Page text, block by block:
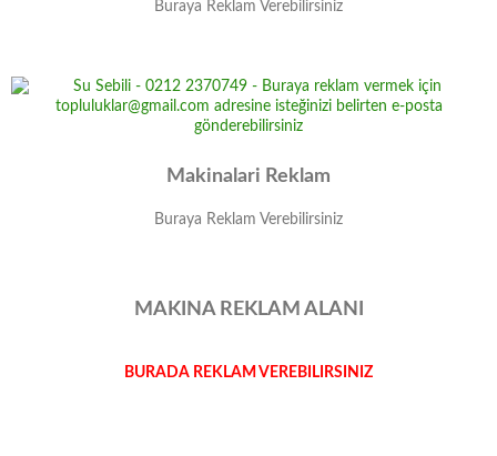
Buraya Reklam Verebilirsiniz
Makinalari Reklam
Buraya Reklam Verebilirsiniz
MAKINA REKLAM ALANI
BURADA REKLAM VEREBILIRSINIZ